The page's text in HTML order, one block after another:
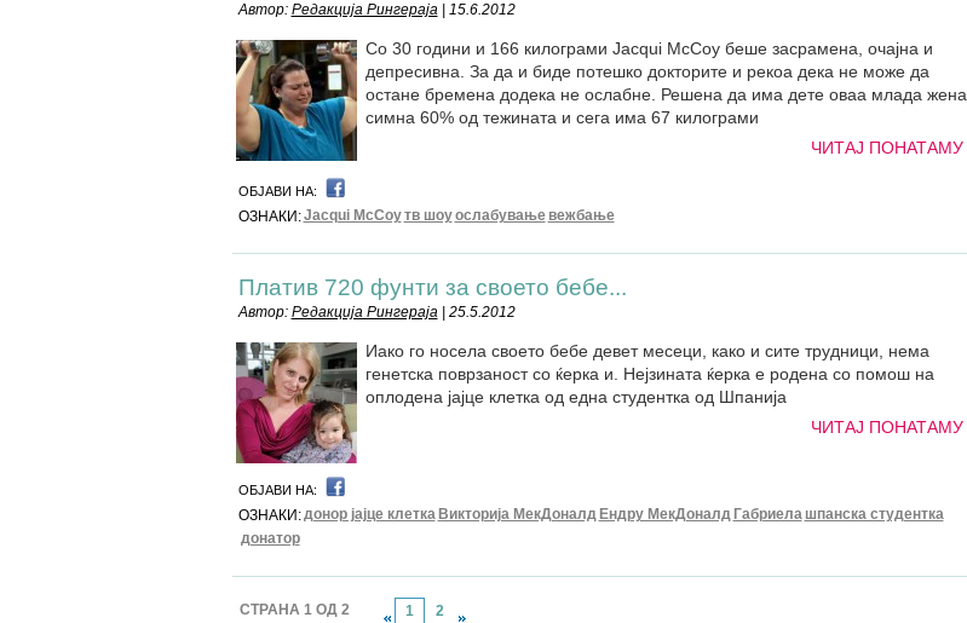
Автор: Редакција Рингераја| 15.6.2012
Со 30 години и 166 килограми Jacqui McCoy беше засрамена, очајна и
депресивна. За да и биде потешко докторите и рекоа дека не може да
остане бремена додека не ослабне. Решена да има дете оваа млада жена
симна 60% од тежината и сега има 67 килограми
ЧИТАЈ ПОНАТАМУ
ОБЈАВИ НА:
ОЗНАКИ:Jacqui McCoyтв шоуослабување вежбање
Платив 720 фунти за своето бебе...
Автор: Редакција Рингераја| 25.5.2012
Иако го носела своето бебе девет месеци, како и сите трудници, нема
генетска поврзаност со ќерка и. Нејзината ќерка е родена со помош на
оплодена јајце клетка од една студентка од Шпанија
ЧИТАЈ ПОНАТАМУ
ОБЈАВИ НА:
ОЗНАКИ:донор јајце клетка Викторија МекДоналд Ендру МекДоналд Габриела шпанска студентка
донатор
СТРАНА 1 ОД 2 1 2